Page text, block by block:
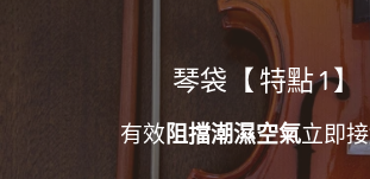
琴袋【 特點 1 】
有效阻擋潮濕空氣立即